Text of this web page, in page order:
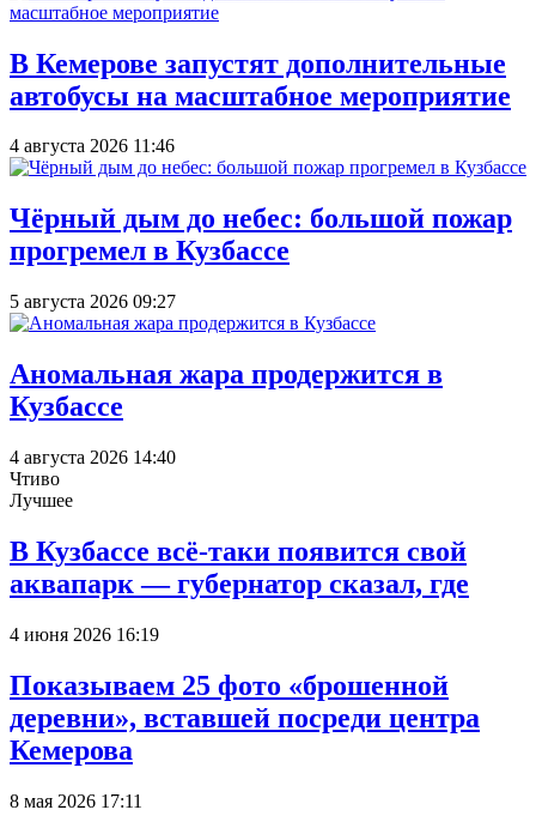
В Кемерове запустят дополнительные
автобусы на масштабное мероприятие
4 августа 2026 11:46
Чёрный дым до небес: большой пожар
прогремел в Кузбассе
5 августа 2026 09:27
Аномальная жара продержится в
Кузбассе
4 августа 2026 14:40
Чтиво
Лучшее
В Кузбассе всё-таки появится свой
аквапарк — губернатор сказал, где
4 июня 2026 16:19
Показываем 25 фото «брошенной
деревни», вставшей посреди центра
Кемерова
8 мая 2026 17:11